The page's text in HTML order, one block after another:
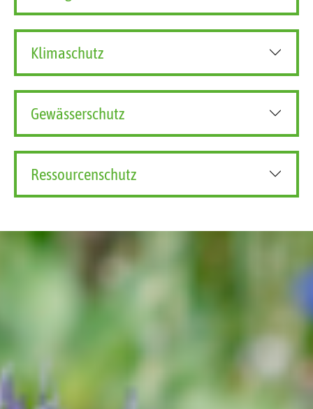
Klimaschutz
Gewässerschutz
Ressourcenschutz